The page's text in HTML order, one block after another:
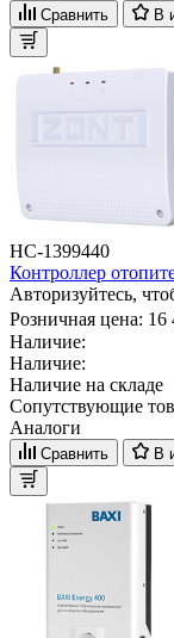
Сравнить В
НС-1399440
Контроллер
Авторизуйтесь,
Розничная цена: 16
Наличие:
Наличие:
Наличие на складе
Сопутствующие
Аналоги
Сравнить В